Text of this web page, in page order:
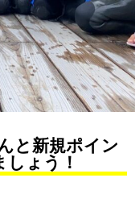
と新規ポイン
しょう！